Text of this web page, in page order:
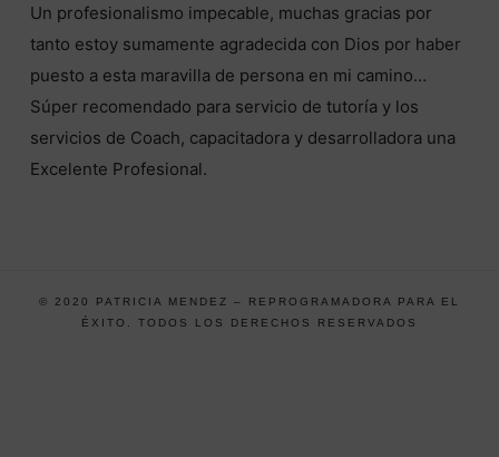
Un profesionalismo impecable, muchas gracias por
tanto estoy sumamente agradecida con Dios por haber
puesto a esta maravilla de persona en mi camino…
Súper recomendado para servicio de tutoría y los
servicios de Coach, capacitadora y desarrolladora una
Excelente Profesional.
© 2020 PATRICIA MENDEZ – REPROGRAMADORA PARA EL
ÉXITO. TODOS LOS DERECHOS RESERVADOS